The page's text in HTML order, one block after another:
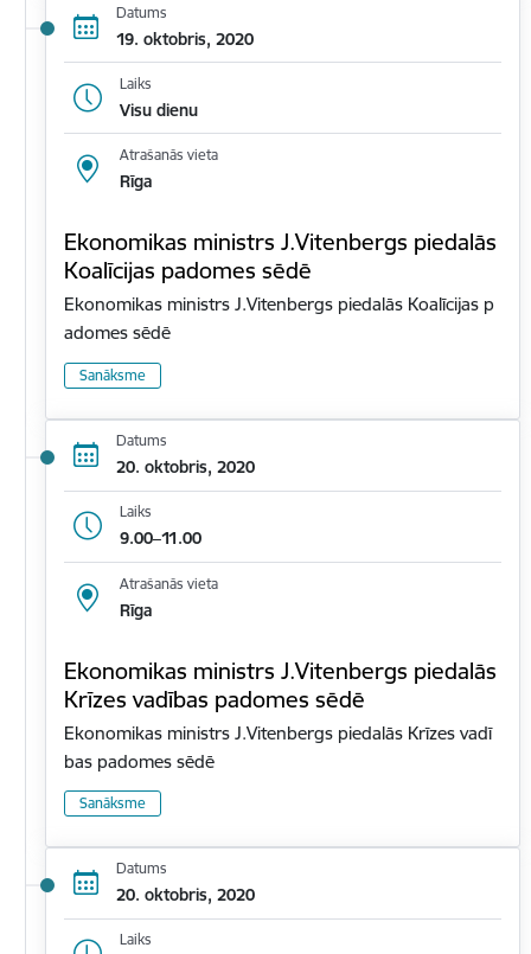
Datums
19. oktobris, 2020
Laiks
Visu dienu
Atrašanās vieta
Rīga
Ekonomikas ministrs J.Vitenbergs piedalās
Koalīcijas padomes sēdē
Ekonomikas ministrs J.Vitenbergs piedalās Koalīcijas p
adomes sēdē
Sanāksme
Datums
20. oktobris, 2020
Laiks
9.00–11.00
Atrašanās vieta
Rīga
Ekonomikas ministrs J.Vitenbergs piedalās
Krīzes vadības padomes sēdē
Ekonomikas ministrs J.Vitenbergs piedalās Krīzes vadī
bas padomes sēdē
Sanāksme
Datums
20. oktobris, 2020
Laiks